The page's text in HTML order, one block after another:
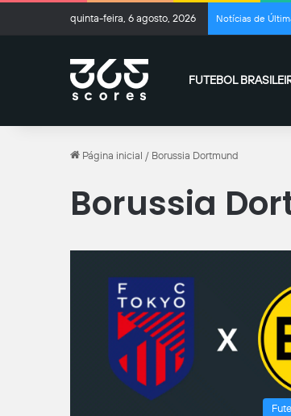
quinta-feira, 6 agosto, 2026 Notícias de
FUTEBOL
Página inicial / Borussia Dortmund
Borussia